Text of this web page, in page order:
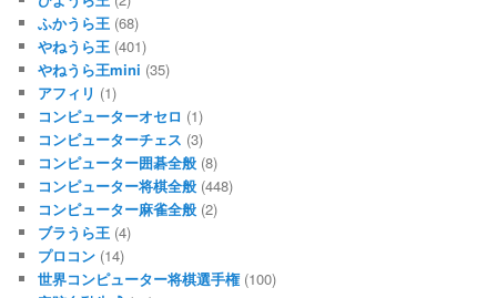
ふかうら王 (68)
やねうら王 (401)
やねうら王mini (35)
アフィリ (1)
コンピューターオセロ (1)
コンピューターチェス (3)
コンピューター囲碁全般 (8)
コンピューター将棋全般 (448)
コンピューター麻雀全般 (2)
ブラうら王 (4)
プロコン (14)
世界コンピューター将棋選手権(100)